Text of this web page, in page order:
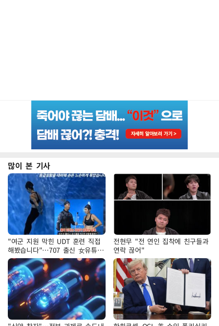
많이 본 기사
"여군 지원 막힌 UDT 훈련 직접
해봤습니다"…707 출신 女유튜버
'완벽 소화'
전현무 "전 연인 집착에 친구들과
연락 끊어"